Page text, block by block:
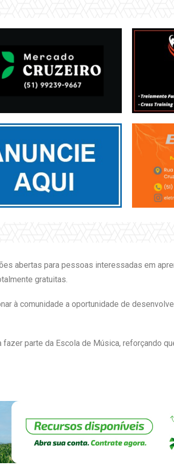
abertas para pessoas interessadas em
gratuitas.
à comunidade a oportunidade de
parte da Escola de Música, reforçando